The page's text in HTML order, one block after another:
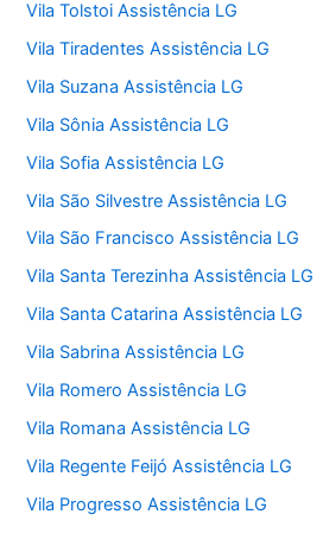
Vila Tolstoi Assistência LG
Vila Tiradentes Assistência LG
Vila Suzana Assistência LG
Vila Sônia Assistência LG
Vila Sofia Assistência LG
Vila São Silvestre Assistência LG
Vila São Francisco Assistência LG
Vila Santa Terezinha Assistência LG
Vila Santa Catarina Assistência LG
Vila Sabrina Assistência LG
Vila Romero Assistência LG
Vila Romana Assistência LG
Vila Regente Feijó Assistência LG
Vila Progresso Assistência LG